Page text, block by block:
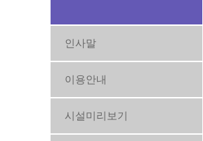
인사말
이용안내
시설미리보기